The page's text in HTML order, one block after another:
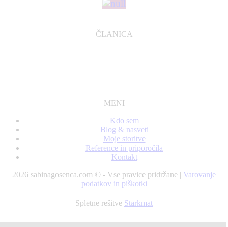
ČLANICA
MENI
Kdo sem
Blog & nasveti
Moje storitve
Reference in priporočila
Kontakt
2026 sabinagosenca.com © - Vse pravice pridržane | Varovanje
podatkov in piškotki
Spletne rešitve Starkmat